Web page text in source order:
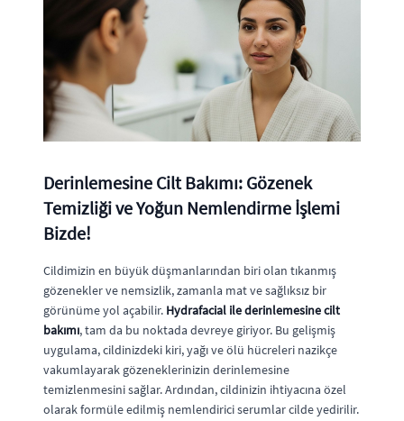
Derinlemesine Cilt Bakımı: Gözenek
Temizliği ve Yoğun Nemlendirme İşlemi
Bizde!
Cildimizin en büyük düşmanlarından biri olan tıkanmış
gözenekler ve nemsizlik, zamanla mat ve sağlıksız bir
görünüme yol açabilir. Hydrafacial ile derinlemesine cilt
bakımı, tam da bu noktada devreye giriyor. Bu gelişmiş
uygulama, cildinizdeki kiri, yağı ve ölü hücreleri nazikçe
vakumlayarak gözeneklerinizin derinlemesine
temizlenmesini sağlar. Ardından, cildinizin ihtiyacına özel
olarak formüle edilmiş nemlendirici serumlar cilde yedirilir.